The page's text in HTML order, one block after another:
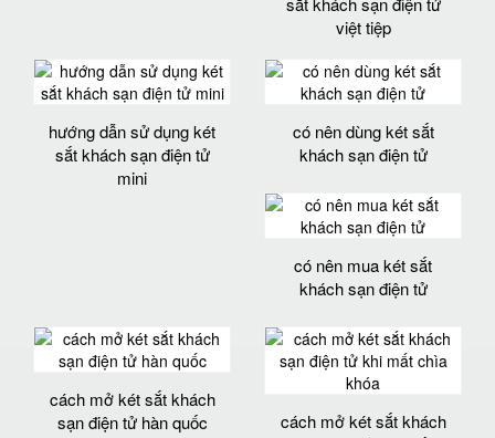
việt tiệp
hướng dẫn sử dụng két
sắt khách sạn điện tử
mini
có nên dùng két sắt
khách sạn điện tử
có nên mua két sắt
khách sạn điện tử
cách mở két sắt khách
sạn điện tử hàn quốc
cách mở két sắt khách